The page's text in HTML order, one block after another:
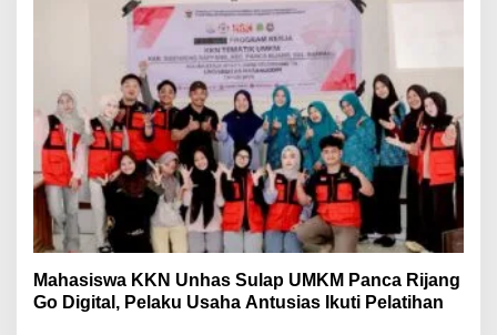
Mahasiswa KKN Unhas Sulap UMKM Panca Rijang
Go Digital, Pelaku Usaha Antusias Ikuti Pelatihan